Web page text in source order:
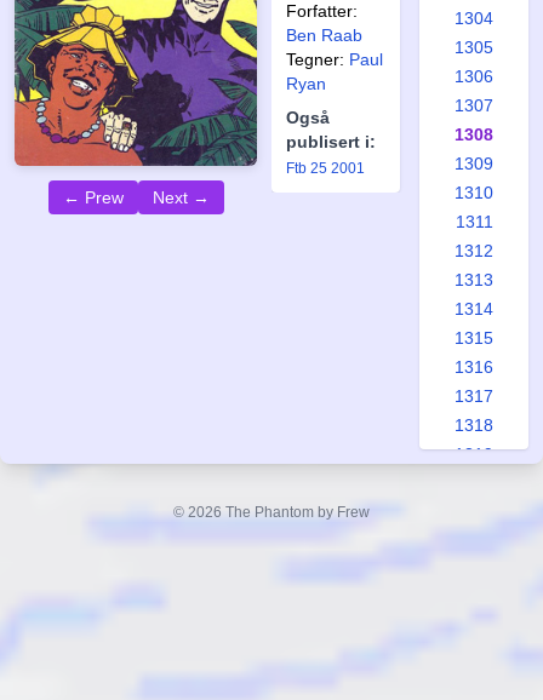
← Prew Next →
Forfatter:
Ben Raab
Tegner: Paul
Ryan
Også
publisert i:
Ftb 25 2001
1304
1305
1306
1307
1308
1309
1310
1311
1312
1313
1314
1315
1316
1317
1318
1319
© 2026 The Phantom by Frew